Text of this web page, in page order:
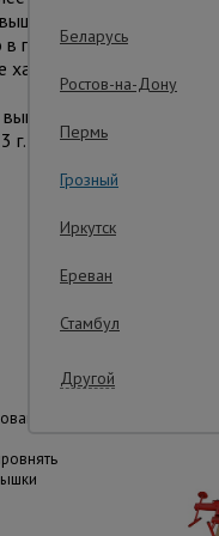
работ.
и не
с измененным
г.
Важные
и
Беларусь
Ростов-на-Дону
Пермь
Грозный
Иркутск
Ереван
Стамбул
Другой